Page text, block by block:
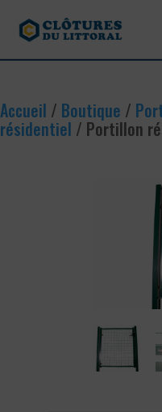
Accueil / Boutique /
résidentiel / Portillon